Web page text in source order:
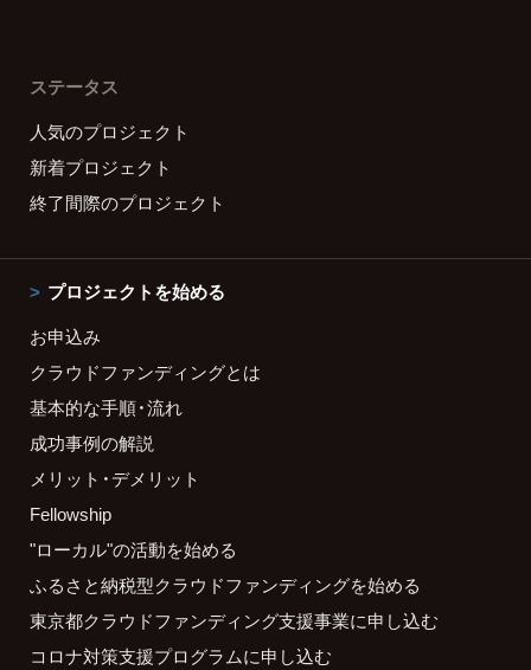
ステータス
人気のプロジェクト
新着プロジェクト
終了間際のプロジェクト
プロジェクトを始める
お申込み
クラウドファンディングとは
基本的な手順・流れ
成功事例の解説
メリット・デメリット
Fellowship
"ローカル"の活動を始める
ふるさと納税型クラウドファンディングを始める
東京都クラウドファンディング支援事業に申し込む
コロナ対策支援プログラムに申し込む